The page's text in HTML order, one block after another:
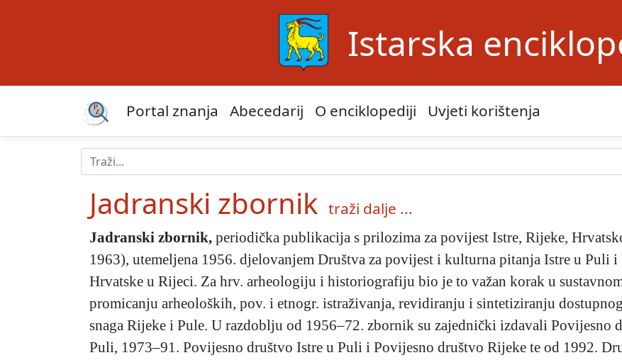
Istarska
Portal znanja Abecedarij O enciklopediji Uvjeti korištenja
Jadranski zbornik traži dalje ...
Jadranski zbornik, periodička publikacija s prilozima za povijest Istre, Rijeke,
1963), utemeljena 1956. djelovanjem Društva za povijest i kulturna pitanja Istre u Puli
Hrvatske u Rijeci. Za hrv. arheologiju i historiografiju bio je to važan korak u
promicanju arheoloških, pov. i etnogr. istraživanja, revidiranju i sintetiziranju
snaga Rijeke i Pule. U razdoblju od 1956–72. zbornik su zajednički izdavali Povijesno
Puli, 1973–91. Povijesno društvo Istre u Puli i Povijesno društvo Rijeke te od 1992.